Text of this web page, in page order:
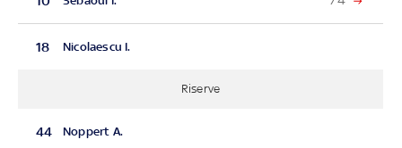
18 Nicolaescu I.
Riserve
44 Noppert A.